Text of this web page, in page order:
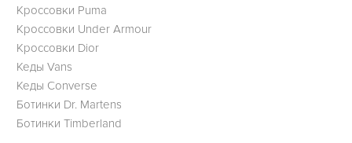
Кроссовки Puma
Кроссовки Under Armour
Кроссовки Dior
Кеды Vans
Кеды Converse
Ботинки Dr. Martens
Ботинки Timberland